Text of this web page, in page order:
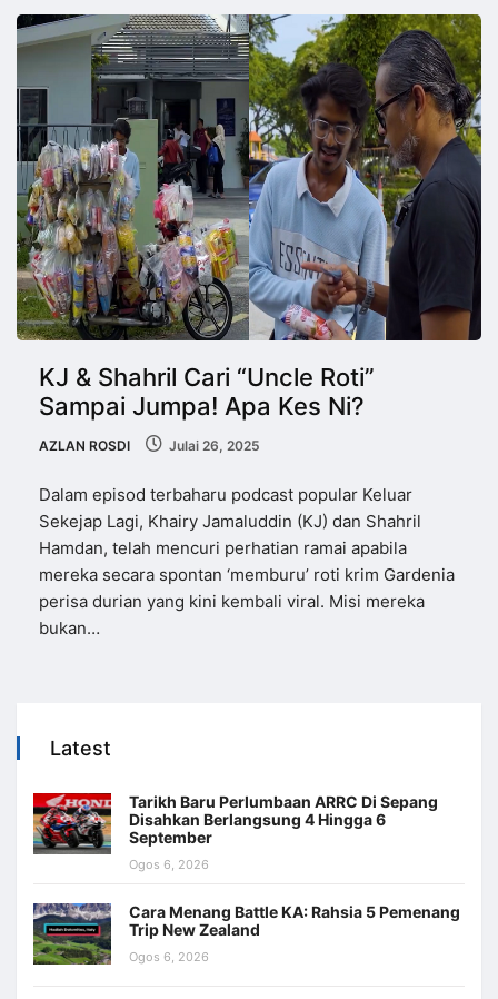
KJ & Shahril Cari “Uncle Roti”
Sampai Jumpa! Apa Kes Ni?
AZLAN ROSDI Julai 26, 2025
Dalam episod terbaharu podcast popular Keluar
Sekejap Lagi, Khairy Jamaluddin (KJ) dan Shahril
Hamdan, telah mencuri perhatian ramai apabila
mereka secara spontan ‘memburu’ roti krim Gardenia
perisa durian yang kini kembali viral. Misi mereka
bukan…
Latest
Tarikh Baru Perlumbaan ARRC Di Sepang
Disahkan Berlangsung 4 Hingga 6
September
Ogos 6, 2026
Cara Menang Battle KA: Rahsia 5 Pemenang
Trip New Zealand
Ogos 6, 2026